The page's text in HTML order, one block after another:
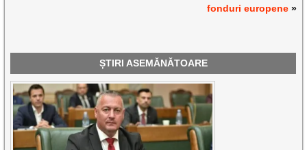
fonduri europene»
ȘTIRI ASEMĂNĂTOARE